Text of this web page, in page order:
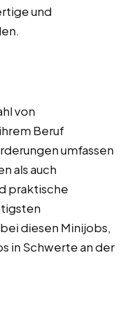
und
von
Beruf
umfassen
als auch
praktische
diesen Minijobs,
in Schwerte an der